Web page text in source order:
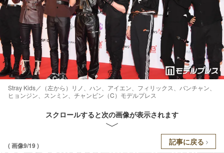
Stray Kids／（左から）リノ、ハン、アイエン、フィリックス、バンチャン、
ヒョンジン、スンミン、チャンビン（C）モデルプレス
スクロールすると次の画像が表示されます
( 画像9/19 ) 記事に戻る